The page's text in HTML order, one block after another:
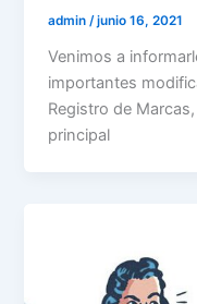
admin/junio 16, 2021
Venimos a
importantes
Registro de
principal